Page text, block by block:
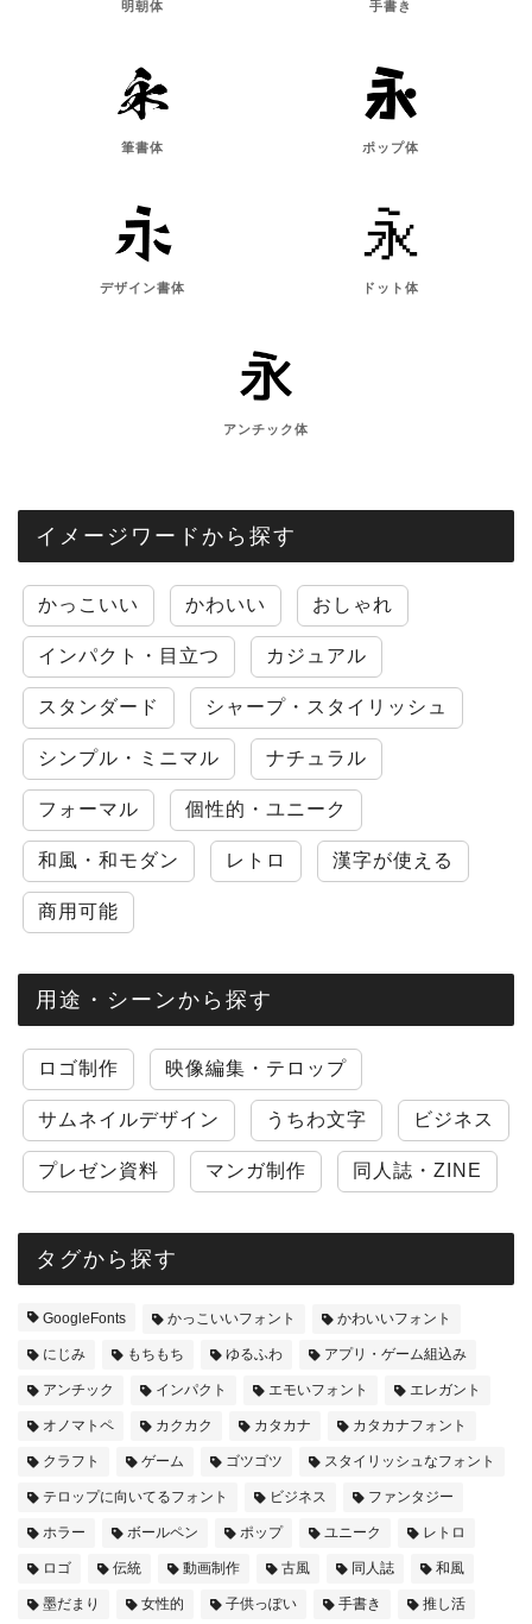
明朝体 手書き
筆書体 ポップ体
デザイン書体 ドット体
アンチック体
イメージワードから探す
かっこいい かわいい おしゃれ
インパクト・目立つ カジュアル
スタンダード シャープ・スタイリッシュ
シンプル・ミニマル ナチュラル
フォーマル 個性的・ユニーク
和風・和モダン レトロ 漢字が使える
商用可能
用途・シーンから探す
ロゴ制作 映像編集・テロップ
サムネイルデザイン うちわ文字 ビジネス
プレゼン資料 マンガ制作 同人誌・ZINE
タグから探す
GoogleFonts かっこいいフォント かわいいフォント
にじみ もちもち ゆるふわ アプリ・ゲーム組込み
アンチック インパクト エモいフォント エレガント
オノマトペ カクカク カタカナ カタカナフォント
クラフト ゲーム ゴツゴツ スタイリッシュなフォント
テロップに向いてるフォント ビジネス ファンタジー
ホラー ボールペン ポップ ユニーク レトロ
ロゴ 伝統 動画制作 古風 同人誌 和風
墨だまり 女性的 子供っぽい 手書き 推し活